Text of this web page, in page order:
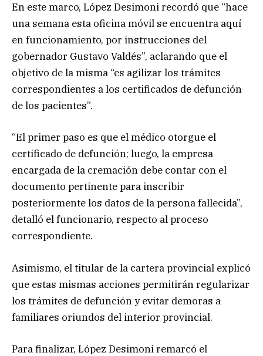
En este marco, López Desimoni recordó que “hace
una semana esta oficina móvil se encuentra aquí
en funcionamiento, por instrucciones del
gobernador Gustavo Valdés”, aclarando que el
objetivo de la misma “es agilizar los trámites
correspondientes a los certificados de defunción
de los pacientes”.
“El primer paso es que el médico otorgue el
certificado de defunción; luego, la empresa
encargada de la cremación debe contar con el
documento pertinente para inscribir
posteriormente los datos de la persona fallecida”,
detalló el funcionario, respecto al proceso
correspondiente.
Asimismo, el titular de la cartera provincial explicó
que estas mismas acciones permitirán regularizar
los trámites de defunción y evitar demoras a
familiares oriundos del interior provincial.
Para finalizar, López Desimoni remarcó el